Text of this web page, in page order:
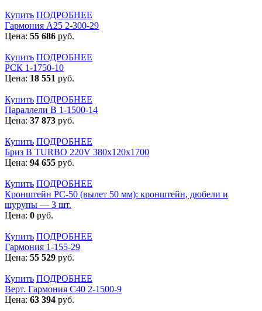
Купить ПОДРОБНЕЕ
Гармония А25 2-300-29
Цена: 55 686 руб.
Купить ПОДРОБНЕЕ
РСК 1-1750-10
Цена: 18 551 руб.
Купить ПОДРОБНЕЕ
Параллели В 1-1500-14
Цена: 37 873 руб.
Купить ПОДРОБНЕЕ
Бриз В TURBO 220V 380х120х1700
Цена: 94 655 руб.
Купить ПОДРОБНЕЕ
Кронштейн РС-50 (вылет 50 мм): кронштейн, дюбели и
шурупы — 3 шт.
Цена: 0 руб.
Купить ПОДРОБНЕЕ
Гармония 1-155-29
Цена: 55 529 руб.
Купить ПОДРОБНЕЕ
Верт. Гармония С40 2-1500-9
Цена: 63 394 руб.